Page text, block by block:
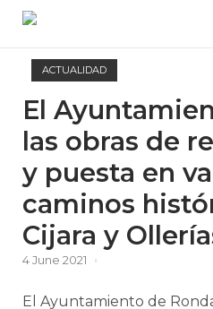
Skip
content
ACTUALIDAD
El
las obras de
y puesta en
caminos
Cijara y
4 June 2021
El Ayuntamiento de